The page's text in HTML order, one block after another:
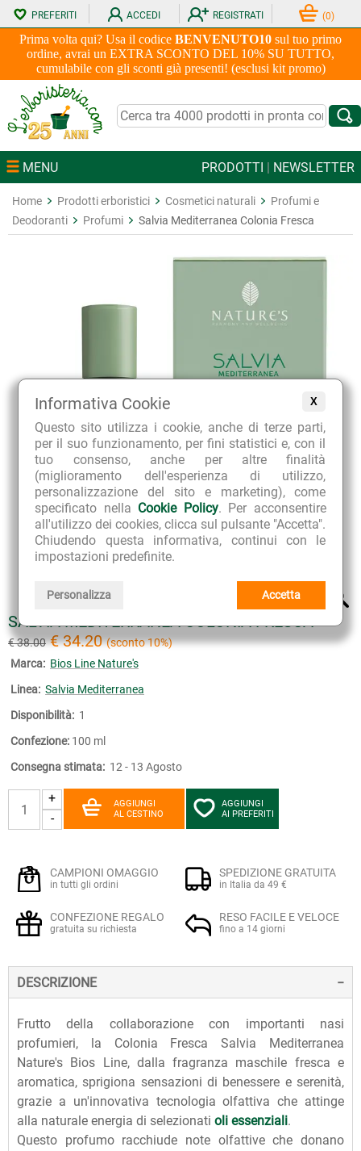
X
Informativa Cookie
Questo sito utilizza i cookie, anche di terze parti,
per il suo funzionamento, per fini statistici e, con il
tuo consenso, anche per altre finalità
(miglioramento dell'esperienza di utilizzo,
personalizzazione del sito e marketing), come
specificato nella Cookie Policy. Per acconsentire
all'utilizzo dei cookies, clicca sul pulsante "Accetta".
Chiudendo questa informativa, continui con le
impostazioni predefinite.
Personalizza Accetta
Prima volta qui? Usa il codice BENVENUTO10 sul tuo primo
ordine, avrai un EXTRA SCONTO DEL 10% SU TUTTO,
cumulabile con gli sconti già presenti! (esclusi kit promo)
PREFERITI ACCEDI REGISTRATI (0)
MENU PRODOTTI | NEWSLETTER
Home Prodotti erboristici Cosmetici naturali
Profumi e
Deodoranti
Profumi Salvia Mediterranea Colonia Fresca
SALVIA MEDITERRANEA COLONIA FRESCA
€ 38.00 € 34.20(sconto 10%)
Marca: Bios Line Nature's
Linea: Salvia Mediterranea
Disponibilità: 1
Confezione: 100 ml
Consegna stimata: 12 - 13 Agosto
+
-
AGGIUNGI
AL CESTINO
AGGIUNGI
AI PREFERITI
CAMPIONI OMAGGIO
in tutti gli ordini
SPEDIZIONE GRATUITA
in Italia da 49 €
CONFEZIONE REGALO
gratuita su richiesta
RESO FACILE E VELOCE
fino a 14 giorni
DESCRIZIONE
Frutto della collaborazione con importanti nasi
profumieri, la Colonia Fresca Salvia Mediterranea
Nature's Bios Line, dalla fragranza maschile fresca e
aromatica, sprigiona sensazioni di benessere e serenità,
grazie a un'innovativa tecnologia olfattiva che attinge
alla naturale energia di selezionati oli essenziali.
Questo profumo racchiude note olfattive che donano